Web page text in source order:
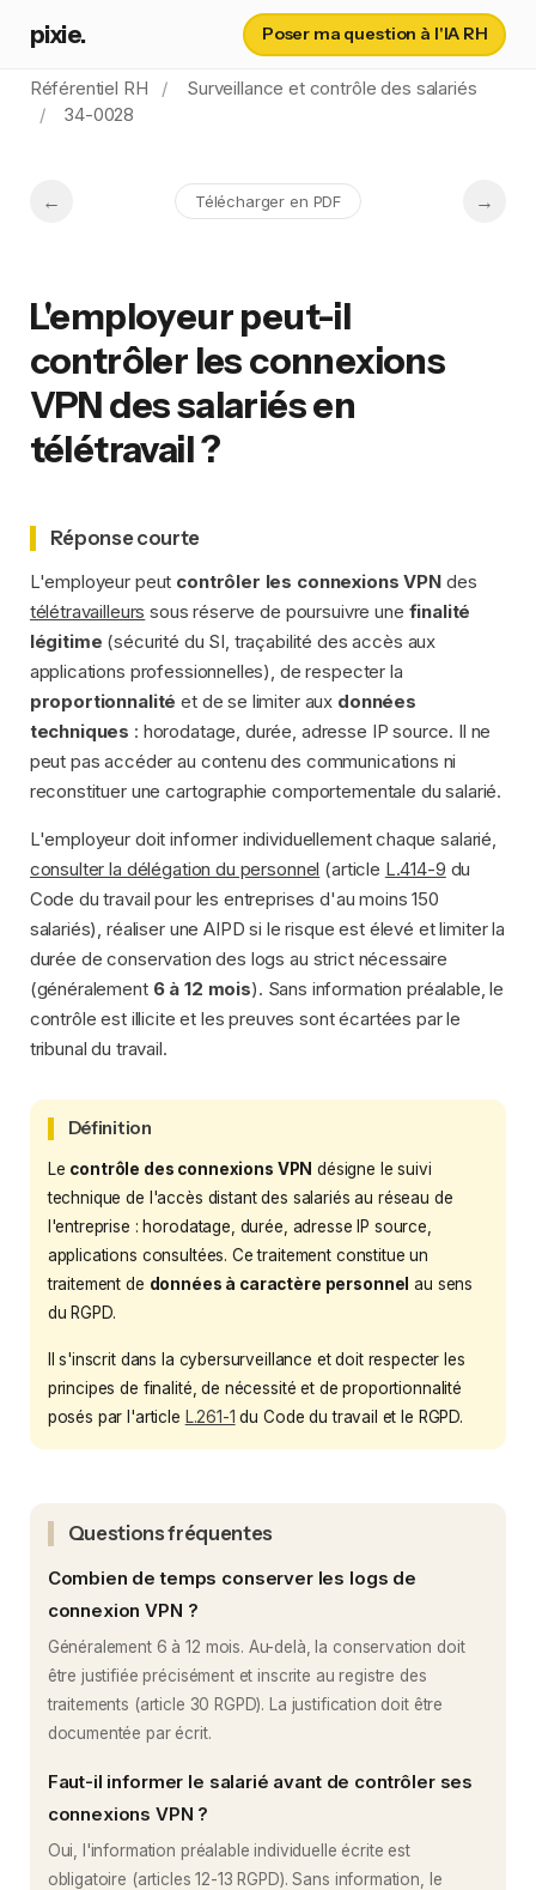
pixie. Poser ma question à l'IA RH
Référentiel RH
Surveillance et contrôle des salariés
34-0028
Télécharger en PDF
L'employeur peut-il
contrôler les connexions
VPN des salariés en
télétravail ?
Réponse courte
L'employeur peut contrôler les connexions VPNdes
télétravailleurs sous réserve de poursuivre une finalité
légitime (sécurité du SI, traçabilité des accès aux
applications professionnelles), de respecter la
proportionnalité et de se limiter aux données
techniques : horodatage, durée, adresse IP source. Il ne
peut pas accéder au contenu des communications ni
reconstituer une cartographie comportementale du salarié.
L'employeur doit informer individuellement chaque salarié,
consulter la délégation du personnel (article L.414-9 du
Code du travail pour les entreprises d'au moins 150
salariés), réaliser une AIPD si le risque est élevé et limiter la
durée de conservation des logs au strict nécessaire
(généralement 6 à 12 mois). Sans information préalable, le
contrôle est illicite et les preuves sont écartées par le
tribunal du travail.
Définition
Le contrôle des connexions VPN désigne le suivi
technique de l'accès distant des salariés au réseau de
l'entreprise : horodatage, durée, adresse IP source,
applications consultées. Ce traitement constitue un
traitement de données à caractère personnel au sens
du RGPD.
Il s'inscrit dans la cybersurveillance et doit respecter les
principes de finalité, de nécessité et de proportionnalité
posés par l'article L.261-1 du Code du travail et le RGPD.
Questions fréquentes
Combien de temps conserver les logs de
connexion VPN ?
Généralement 6 à 12 mois. Au-delà, la conservation doit
être justifiée précisément et inscrite au registre des
traitements (article 30 RGPD). La justification doit être
documentée par écrit.
Faut-il informer le salarié avant de contrôler ses
connexions VPN ?
Oui, l'information préalable individuelle écrite est
obligatoire (articles 12-13 RGPD). Sans information, le